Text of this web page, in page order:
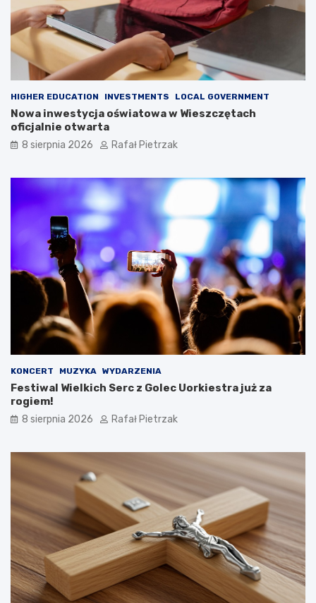
HIGHER EDUCATION INVESTMENTS LOCAL GOVERNMENT
Nowa inwestycja oświatowa w Wieszczętach
oficjalnie otwarta
8 sierpnia 2026 Rafał Pietrzak
KONCERT MUZYKA WYDARZENIA
Festiwal Wielkich Serc z Golec Uorkiestra już za
rogiem!
8 sierpnia 2026 Rafał Pietrzak